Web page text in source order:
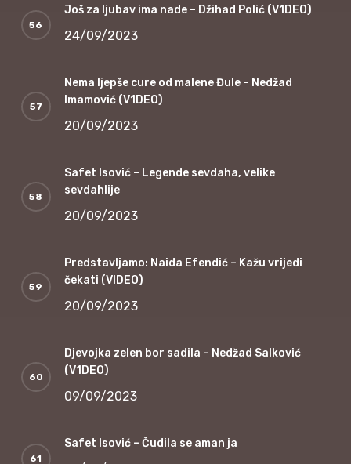
Još za ljubav ima nade – Džihad Polić (V1DEO)
24/09/2023
Nema ljepše cure od malene Đule – Nedžad
Imamović (V1DEO)
20/09/2023
Safet Isović – Legende sevdaha, velike
sevdahlije
20/09/2023
Predstavljamo: Naida Efendić – Kažu vrijedi
čekati (VIDEO)
20/09/2023
Djevojka zelen bor sadila – Nedžad Salković
(V1DEO)
09/09/2023
Safet Isović – Čudila se aman ja